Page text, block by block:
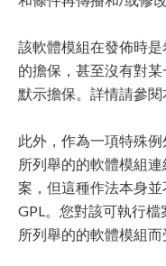
該軟體模組在發佈時
的擔保，甚至沒有對
默示擔保。詳情請參閱
此外，作為一項特殊
所列舉的的軟體模組
案，但這種作法本身
GPL。您對該可執行
所列舉的的軟體模組而